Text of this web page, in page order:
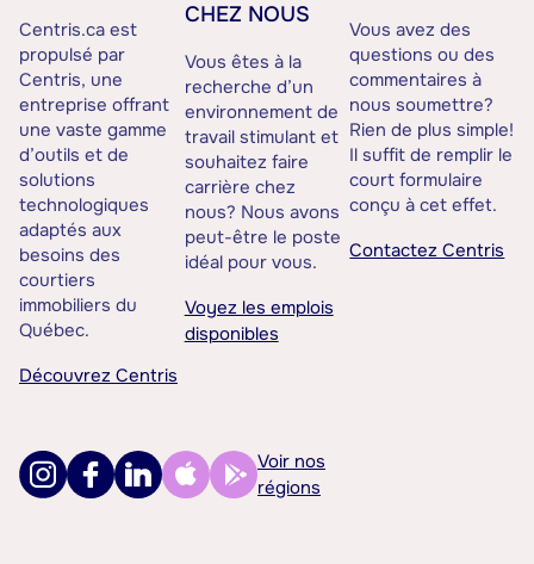
Centris.ca est
propulsé par
Centris, une
entreprise offrant
une vaste gamme
d’outils et de
solutions
technologiques
adaptés aux
besoins des
courtiers
immobiliers du
Québec.
Découvrez Centris
CHEZ NOUS
Vous êtes à la
recherche d’un
environnement de
travail stimulant et
souhaitez faire
carrière chez
nous? Nous avons
peut-être le poste
idéal pour vous.
Voyez les emplois
disponibles
Vous avez des
questions ou des
commentaires à
nous soumettre?
Rien de plus simple!
Il suffit de remplir le
court formulaire
conçu à cet effet.
Contactez Centris
Voir nos
régions